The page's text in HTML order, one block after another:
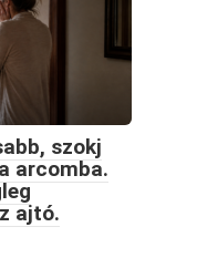
szokj
arcomba.
ajtó.